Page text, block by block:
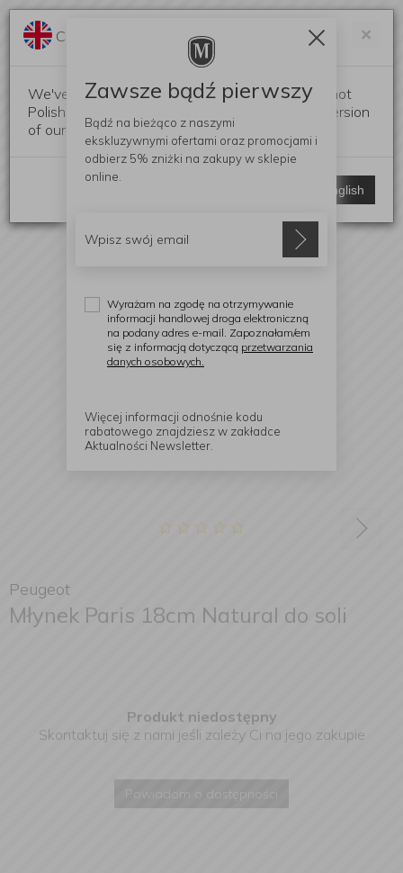
Peugeot
Młynek Paris 18cm Natural do soli
Produkt niedostępny
Skontaktuj się z nami jeśli zależy Ci na jego zakupie
Powiadom o dostępności
×
Change language?
We've detected that your browser language is not
Polish. Would you like to switch to the English version
of our website?
Switch to English
Zawsze bądź pierwszy
Bądź na bieżąco z naszymi
ekskluzywnymi ofertami oraz promocjami i
odbierz 5% zniżki na zakupy w sklepie
online.
Wyrażam na zgodę na otrzymywanie
informacji handlowej droga elektroniczną
na podany adres e-mail. Zapoznałam/em
się z informacją dotyczącą przetwarzania
danych osobowych.
Więcej informacji odnośnie kodu
rabatowego znajdziesz w zakładce
Aktualności Newsletter.